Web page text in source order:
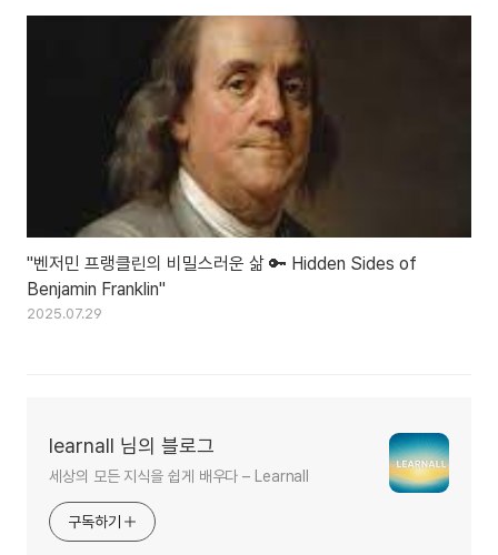
"벤저민 프랭클린의 비밀스러운 삶 🔑 Hidden Sides of
Benjamin Franklin"
2025.07.29
learnall 님의 블로그
세상의 모든 지식을 쉽게 배우다 – Learnall
구독하기